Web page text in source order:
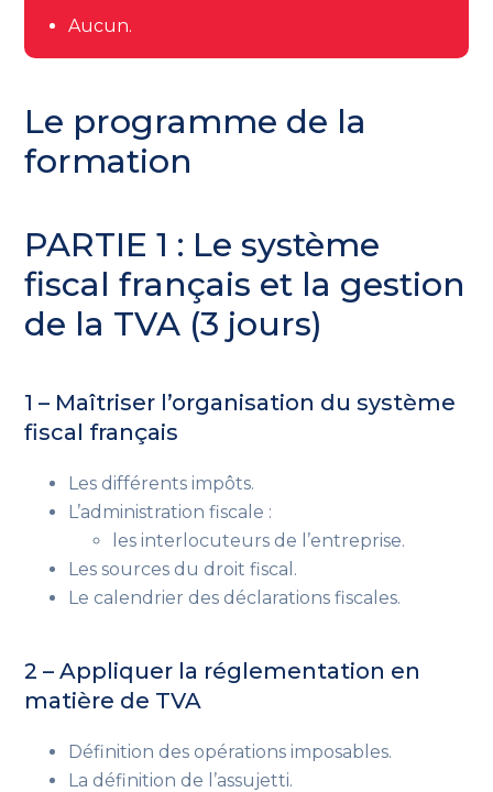
Aucun.
Le programme de la
formation
PARTIE 1 : Le système
fiscal français et la gestion
de la TVA (3 jours)
1 – Maîtriser l’organisation du système
fiscal français
Les différents impôts.
L’administration fiscale :
les interlocuteurs de l’entreprise.
Les sources du droit fiscal.
Le calendrier des déclarations fiscales.
2 – Appliquer la réglementation en
matière de TVA
Définition des opérations imposables.
La définition de l’assujetti.